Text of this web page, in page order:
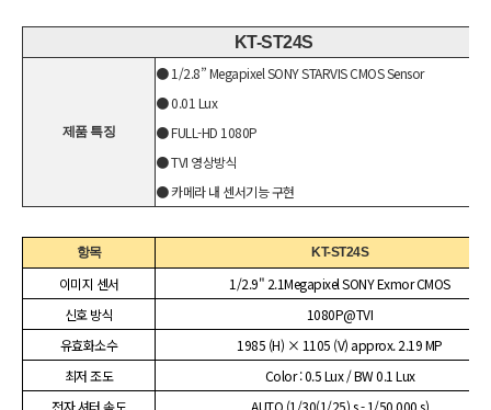
KT-ST24S
제품 특징
● 1/2.8” Megapixel SONY STARVIS CMOS Sensor
● 0.01 Lux
● FULL-HD 1080P
● TVI 영상방식
● 카메라 내 센서기능 구현
항목 KT-ST24S
이미지 센서
1/2.9" 2.1Megapixel SONY Exmor CMOS
신호 방식
1080P@TVI
유효화소수
1985 (H) × 1105 (V) approx. 2.19 MP
최저 조도
Color : 0.5 Lux / BW 0.1 Lux
전자 셔터 속도
AUTO (1/30(1/25) s - 1/50,000 s)